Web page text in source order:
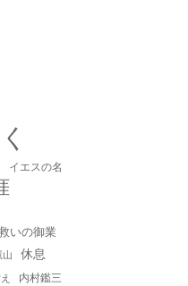
イエスの名
いの御業
山 休息
内村鑑三